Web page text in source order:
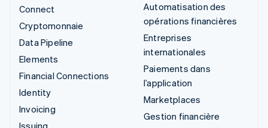
Connect
Cryptomonnaie
Data Pipeline
Elements
Financial Connections
Identity
Invoicing
Automatisation des
opérations financières
Entreprises
internationales
Paiements dans
l’application
Marketplaces
Gestion financière